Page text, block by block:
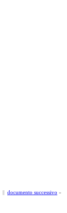
|| documento successivo »